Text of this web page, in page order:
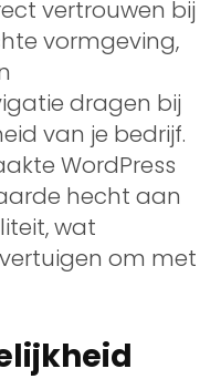
vertrouwen bij
vormgeving,
dragen bij
van je bedrijf.
WordPress
hecht aan
wat
om met